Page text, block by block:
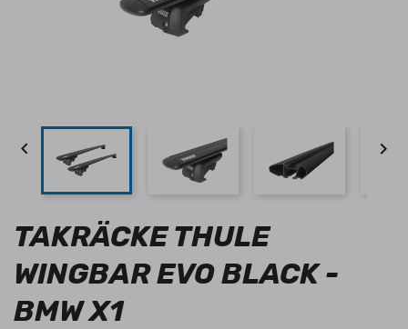
 
TAKRÄCKE THULE
WINGBAR EVO BLACK -
BMW X1